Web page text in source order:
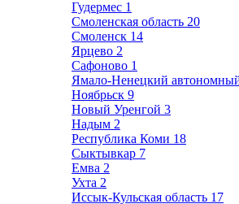
Гудермес 1
Смоленская область 20
Смоленск 14
Ярцево 2
Сафоново 1
Ямало-Ненецкий
Ноябрьск 9
Новый Уренгой 3
Надым 2
Республика Коми 18
Сыктывкар 7
Емва 2
Ухта 2
Иссык-Кульская область 17